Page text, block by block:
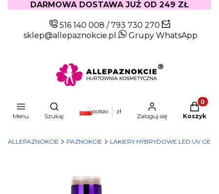
DARMOWA DOSTAWA JUŻ OD 249 ZŁ
516 140 008 /793 730 270
sklep@allepaznokcie.pl
Grupy WhatsApp
Menu
Otwórz wyszukiwarkę
Szukaj
polski zł
Zaloguj się Koszyk
ALLEPAZNOKCIE PAZNOKCIE LAKIERY HYBRYDOWE LED UV GEL